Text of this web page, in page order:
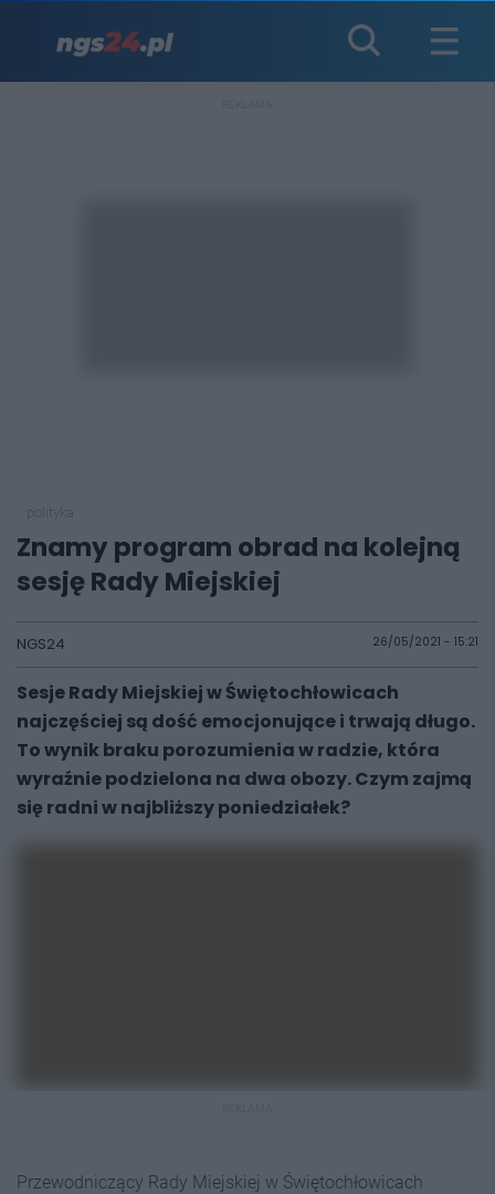
Znamy program obrad na kolejną
sesję Rady Miejskiej
NGS24 26/05/2021 - 15:21
Sesje Rady Miejskiej w Świętochłowicach
najczęściej są dość emocjonujące i trwają długo.
To wynik braku porozumienia w radzie, która
wyraźnie podzielona na dwa obozy. Czym zajmą
się radni w najbliższy poniedziałek?
Przewodniczący Rady Miejskiej w Świętochłowicach